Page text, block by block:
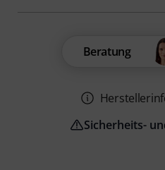
Beratung
Sicherheits-